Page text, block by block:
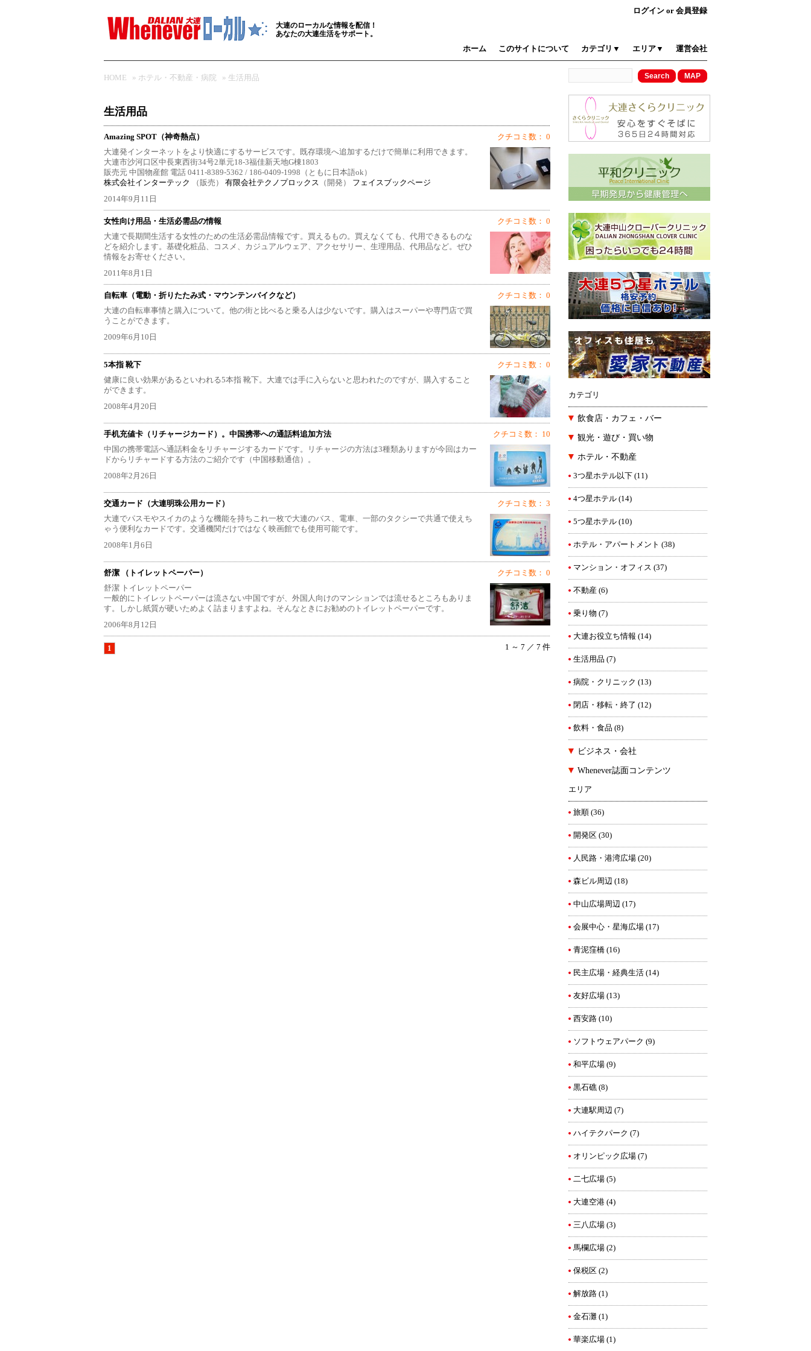
ログイン or 会員登録
大連のローカルな情報を配信！
あなたの大連生活をサポート。
ホーム
このサイトについて カテゴリ▼ エリア▼ 運営会社
HOME » ホテル・不動産・病院 » 生活用品
生活用品
クチコミ数： 0
Amazing SPOT（神奇熱点）
大連発インターネットをより快適にするサービスです。既存環境へ追加するだけで簡単に利用できます。
大連市沙河口区中長東西街34号2単元18-3福佳新天地G棟1803
販売元 中国物産館 電話 0411-8389-5362 / 186-0409-1998（ともに日本語ok）
株式会社インターテック
（販売） 有限会社テクノプロックス （開発） フェイスブックページ
2014年9月11日
クチコミ数： 0
女性向け用品・生活必需品の情報
大連で長期間生活する女性のための生活必需品情報です。買えるもの。買えなくても、代用できるものな
どを紹介します。基礎化粧品、コスメ、カジュアルウェア、アクセサリー、生理用品、代用品など。ぜひ
情報をお寄せください。
2011年8月1日
クチコミ数： 0
自転車（電動・折りたたみ式・マウンテンバイクなど）
大連の自転車事情と購入について。他の街と比べると乗る人は少ないです。購入はスーパーや専門店で買
うことができます。
2009年6月10日
クチコミ数： 0
5本指 靴下
健康に良い効果があるといわれる5本指 靴下。大連では手に入らないと思われたのですが、購入すること
ができます。
2008年4月20日
クチコミ数： 10
手机充値卡（リチャージカード）。中国携帯への通話料追加方法
中国の携帯電話へ通話料金をリチャージするカードです。リチャージの方法は3種類ありますが今回はカー
ドからリチャードする方法のご紹介です（中国移動通信）。
2008年2月26日
クチコミ数： 3
交通カード（大連明珠公用カード）
大連でパスモやスイカのような機能を持ちこれ一枚で大連のバス、電車、一部のタクシーで共通で使えち
ゃう便利なカードです。交通機関だけではなく映画館でも使用可能です。
2008年1月6日
クチコミ数： 0
舒潔 （トイレットペーパー）
舒潔 トイレットペーパー
一般的にトイレットペーパーは流さない中国ですが、外国人向けのマンションでは流せるところもありま
す。しかし紙質が硬いためよく詰まりますよね。そんなときにお勧めのトイレットペーパーです。
2006年8月12日
1 ～ 7 ／ 7 件
1
カテゴリ
飲食店・カフェ・バー
観光・遊び・買い物
ホテル・不動産
3つ星ホテル以下 (11)
4つ星ホテル (14)
5つ星ホテル (10)
ホテル・アパートメント (38)
マンション・オフィス (37)
不動産 (6)
乗り物 (7)
大連お役立ち情報 (14)
生活用品 (7)
病院・クリニック (13)
閉店・移転・終了 (12)
飲料・食品 (8)
ビジネス・会社
Whenever誌面コンテンツ
エリア
旅順 (36)
開発区 (30)
人民路・港湾広場 (20)
森ビル周辺 (18)
中山広場周辺 (17)
会展中心・星海広場 (17)
青泥窪橋 (16)
民主広場・経典生活 (14)
友好広場 (13)
西安路 (10)
ソフトウェアパーク (9)
和平広場 (9)
黒石礁 (8)
大連駅周辺 (7)
ハイテクパーク (7)
オリンピック広場 (7)
二七広場 (5)
大連空港 (4)
三八広場 (3)
馬欄広場 (2)
保税区 (2)
解放路 (1)
金石灘 (1)
華楽広場 (1)